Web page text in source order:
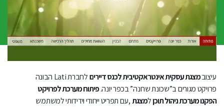
עיצובמצגת עסקית אינטראקטיבית לכנס דיירים
לחברת Lati הבונה
פרויקט מגורים ב”שכונת שרונה” בכפר יונה.פיתוח מערכת לפרויקט
הפקנו מערכת ניהול תוכןלמצגת,עם תפריט ייחודי וידידותי למשתמש